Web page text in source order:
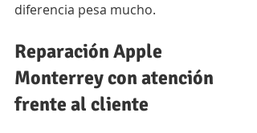
diferencia pesa mucho.
Reparación Apple
Monterrey con atención
frente al cliente